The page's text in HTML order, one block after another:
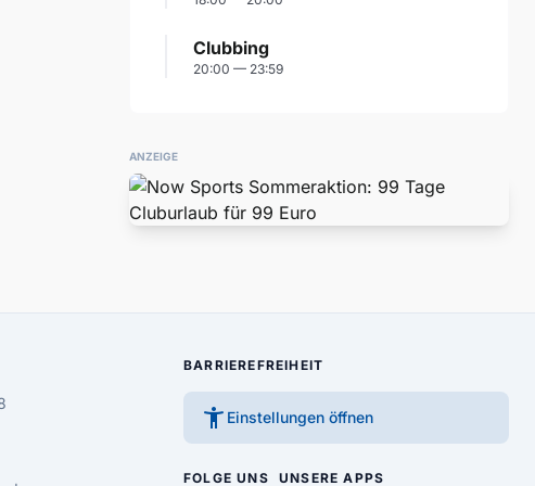
Clubbing
20:00 — 23:59
ANZEIGE
BARRIEREFREIHEIT
accessibility_new Einstellungen öffnen
FOLGE UNS UNSERE APPS